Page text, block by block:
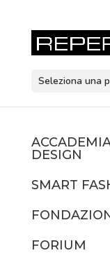
Seleziona una
DESIGN
SMART
FORIUM